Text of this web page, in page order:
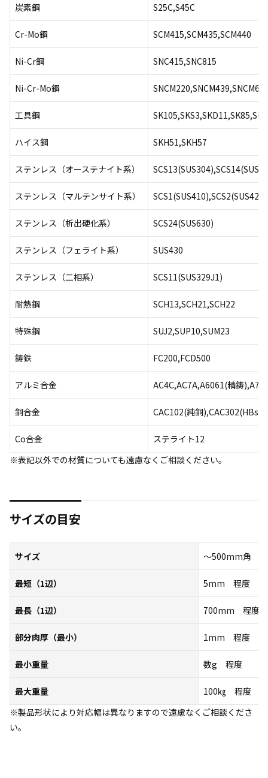
炭素鋼 S25C,S45C
Cr-Mo鋼 SCM415,SCM435,SCM440
Ni-Cr鋼 SNC415,SNC815
Ni-Cr-Mo鋼
工具鋼
ハイス鋼 SKH51,SKH57
ステンレス（オーステナイト系）
ステンレス（マルテンサイト系）
ステンレス（析出硬化系） SCS24(SUS630)
ステンレス（フェライト系） SUS430
ステンレス（二相系） SCS11(SUS329J1)
耐熱鋼 SCH13,SCH21,SCH22
特殊鋼 SUJ2,SUP10,SUM23
鋳鉄 FC200,FCD500
アルミ合金 AC4C,AC7A,A6061(精鋳
銅合金 CAC102(純銅
Co合金
ステライト12
※表記以外での材質についても遠慮なくご相談ください。
サイズの目安
サイズ ～
最短（1辺） 5mm 程度
最長（1辺） 700mm 程度
部分肉厚（最小） 1mm 程度
最小重量 数g 程度
最大重量
100㎏ 程度
※製品形状により対応幅は異なりますので遠慮なくご相談くださ
い。